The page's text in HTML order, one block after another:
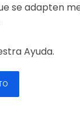
se adapten
Ayuda.